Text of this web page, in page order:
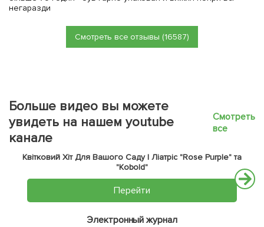
негаразди
Смотреть все отзывы (16587)
Больше видео вы можете
увидеть на нашем youtube
канале
Смотреть
все
Квітковий Хіт Для Вашого Саду | Ліатріс "Rose Purple" та
"Kobold"
Перейти
Электронный журнал